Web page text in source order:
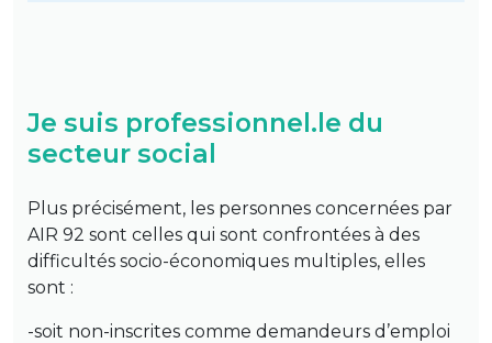
Je suis professionnel.le du
secteur social
Plus précisément, les personnes concernées par
AIR 92 sont celles qui sont confrontées à des
difficultés socio-économiques multiples, elles
sont :
-soit non-inscrites comme demandeurs d’emploi